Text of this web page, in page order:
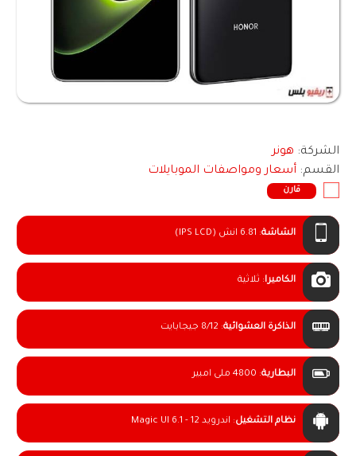
الشركة: هونر
القسم: أسعار ومواصفات الموبايلات
قارن
الشاشة: 6.81 انش (IPS LCD)
الكاميرا: ثلاثية
الذاكرة العشوائية: 8/12 جيجابايت
البطارية: 4800 ملى امبير
نظام التشغيل: اندرويد 12 - Magic UI 6.1